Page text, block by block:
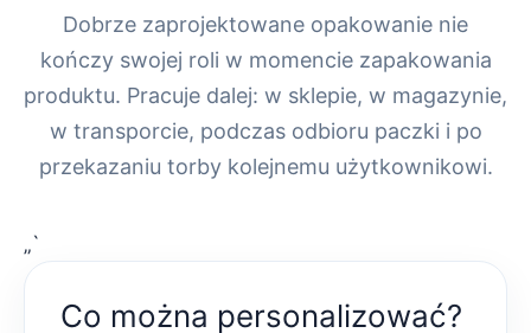
Dobrze zaprojektowane opakowanie nie
kończy swojej roli w momencie zapakowania
produktu. Pracuje dalej: w sklepie, w magazynie,
w transporcie, podczas odbioru paczki i po
przekazaniu torby kolejnemu użytkownikowi.
„`
Co można personalizować?